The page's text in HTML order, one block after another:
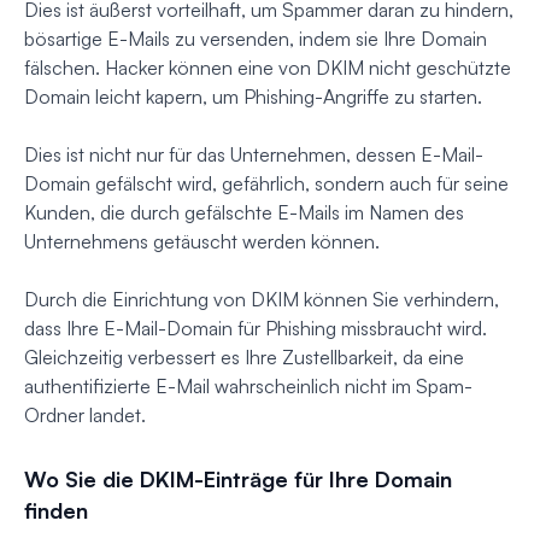
Dies ist äußerst vorteilhaft, um Spammer daran zu hindern,
bösartige E-Mails zu versenden, indem sie Ihre Domain
fälschen. Hacker können eine von DKIM nicht geschützte
Domain leicht kapern, um Phishing-Angriffe zu starten.
Dies ist nicht nur für das Unternehmen, dessen E-Mail-
Domain gefälscht wird, gefährlich, sondern auch für seine
Kunden, die durch gefälschte E-Mails im Namen des
Unternehmens getäuscht werden können.
Durch die Einrichtung von DKIM können Sie verhindern,
dass Ihre E-Mail-Domain für Phishing missbraucht wird.
Gleichzeitig verbessert es Ihre Zustellbarkeit, da eine
authentifizierte E-Mail wahrscheinlich nicht im Spam-
Ordner landet.
Wo Sie die DKIM-Einträge für Ihre Domain
finden